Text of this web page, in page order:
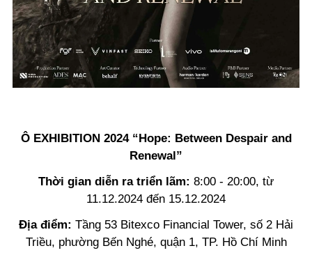
Ô EXHIBITION 2024 “Hope: Between Despair and
Renewal”
Thời gian diễn ra triển lãm: 8:00 - 20:00, từ
11.12.2024 đến 15.12.2024
Địa điểm: Tầng 53 Bitexco Financial Tower, số 2 Hải
Triều, phường Bến Nghé, quận 1, TP. Hồ Chí Minh